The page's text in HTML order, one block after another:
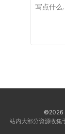
©2026
站内大部分資源收集